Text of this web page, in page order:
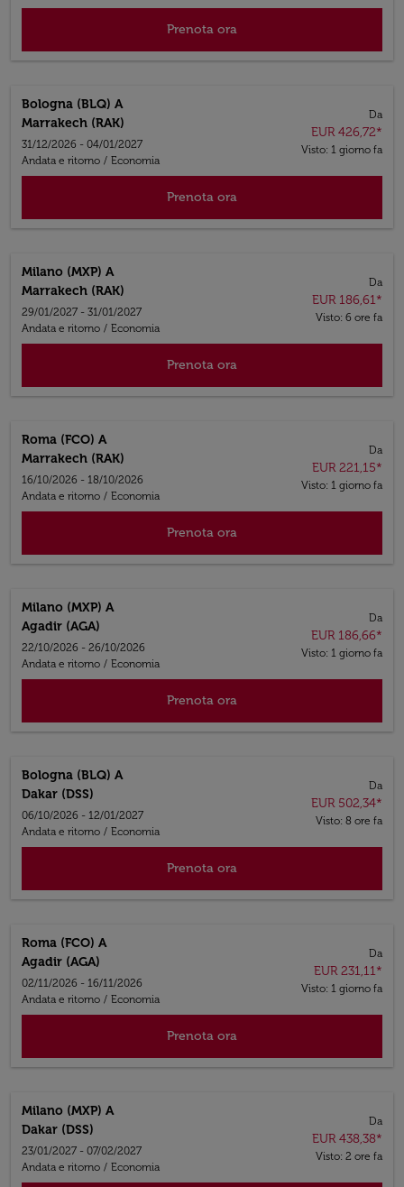
Prenota ora
Bologna (BLQ) A
Marrakech (RAK)
31/12/2026 - 04/01/2027
Andata e ritorno / Economia
Da
EUR 426,72*
Visto: 1 giorno fa
Prenota ora
Milano (MXP) A
Marrakech (RAK)
29/01/2027 - 31/01/2027
Andata e ritorno / Economia
Da
EUR 186,61*
Visto: 6 ore fa
Prenota ora
Roma (FCO) A
Marrakech (RAK)
16/10/2026 - 18/10/2026
Andata e ritorno / Economia
Da
EUR 221,15*
Visto: 1 giorno fa
Prenota ora
Milano (MXP) A
Agadir (AGA)
22/10/2026 - 26/10/2026
Andata e ritorno / Economia
Da
EUR 186,66*
Visto: 1 giorno fa
Prenota ora
Bologna (BLQ) A
Dakar (DSS)
06/10/2026 - 12/01/2027
Andata e ritorno / Economia
Da
EUR 502,34*
Visto: 8 ore fa
Prenota ora
Roma (FCO) A
Agadir (AGA)
02/11/2026 - 16/11/2026
Andata e ritorno / Economia
Da
EUR 231,11*
Visto: 1 giorno fa
Prenota ora
Milano (MXP) A
Dakar (DSS)
23/01/2027 - 07/02/2027
Andata e ritorno / Economia
Da
EUR 438,38*
Visto: 2 ore fa